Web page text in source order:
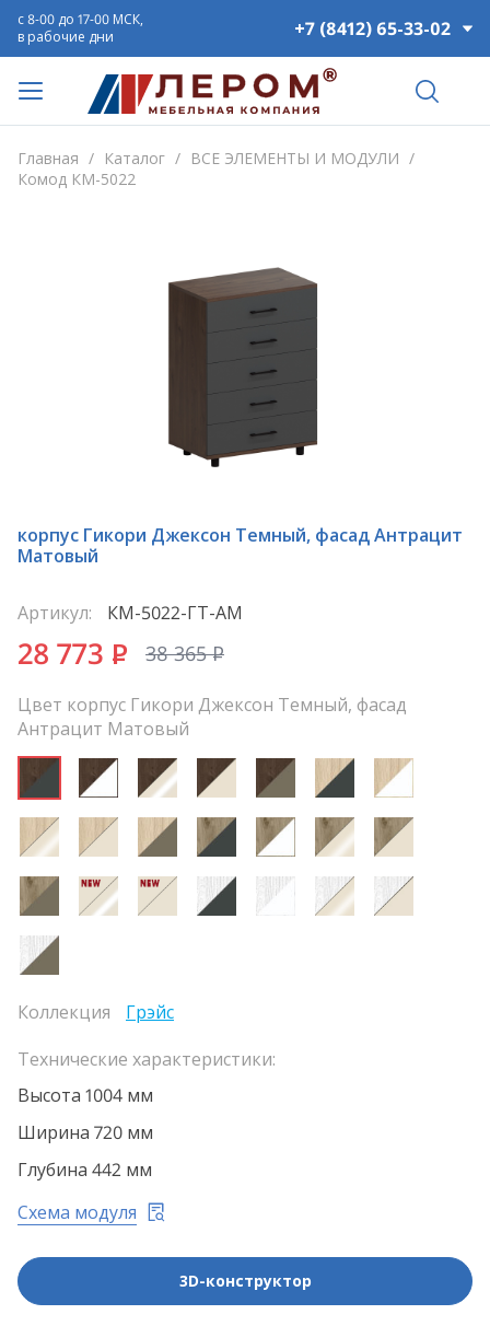
+7 (8412) 65-33-02
с 8-00 до 17-00 МСК,
в рабочие дни
Главная / Каталог / ВСЕ ЭЛЕМЕНТЫ И МОДУЛИ /
Комод КМ-5022
корпус Гикори Джексон Темный, фасад Антрацит
Матовый
Артикул: КМ-5022-ГТ-АМ
28 773 P 38 365P
Цвет корпус Гикори Джексон Темный, фасад
Антрацит Матовый
Коллекция
Грэйс
Технические характеристики:
Высота 1004 мм
Ширина 720 мм
Глубина 442 мм
Схема модуля
3D-конструктор